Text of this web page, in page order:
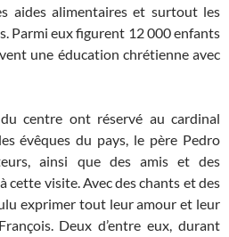
aides alimentaires et surtout les
Parmi eux figurent 12 000 enfants
une éducation chrétienne avec
du centre ont réservé au cardinal
évêques du pays, le père Pedro
ainsi que des amis et des
cette visite. Avec des chants et des
exprimer tout leur amour et leur
Deux d’entre eux, durant